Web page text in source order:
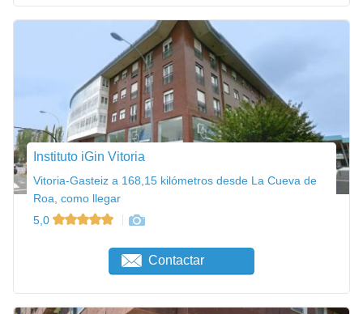
Instituto iGin Vitoria
Vitoria-Gasteiz a 168,15 kilómetros desde La Cueva de
Roa, como llegar
5,0
Contactar